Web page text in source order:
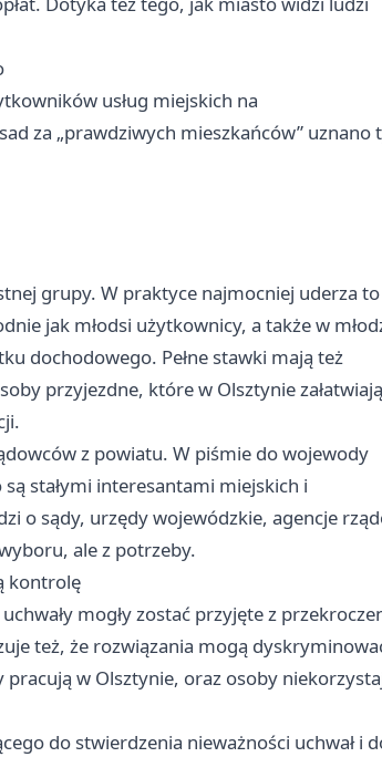
usług miejskich na
za „prawdziwych mieszkańców” uznano
grupy. W praktyce najmocniej uderza
jak młodsi użytkownicy, a także w
dochodowego. Pełne stawki mają też
przyjezdne, które w Olsztynie załatwiają
z powiatu. W piśmie do wojewody
stałymi interesantami miejskich i
o sądy, urzędy wojewódzkie, agencje
ale z potrzeby.
kontrolę
mogły zostać przyjęte z
też, że rozwiązania mogą
w Olsztynie, oraz osoby
do stwierdzenia nieważności uchwał i